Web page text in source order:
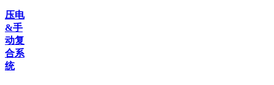
压电
&手
动复
合系
统